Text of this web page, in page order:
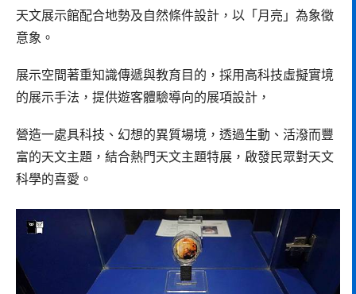
天文展示館配合地勢及自然條件設計，以「月亮」為象徵
意象。
展示空間著重知識傳遞與教育目的，採用高科技虛擬實境
的展示手法，提供遊客體驗導向的展項設計，
營造一處具科技、幻想的異質場境，透過生動、活潑而豐
富的天文主題，結合熱門天文主題特展，啟發民眾對天文
科學的喜愛。